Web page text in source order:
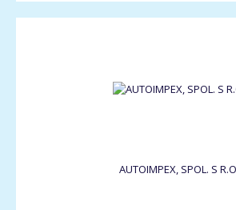
AUTOIMPEX, SPOL. S